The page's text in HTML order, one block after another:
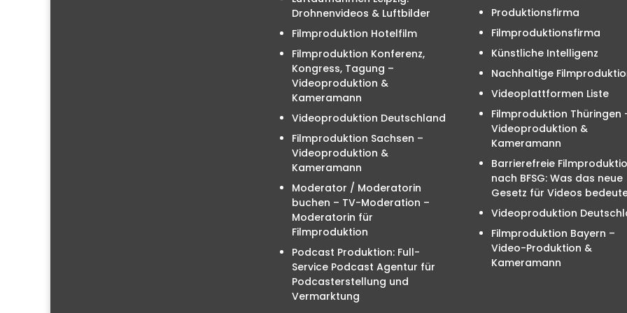
Drohnenvideos & Luftbilder
Filmproduktion Hotelfilm
Filmproduktion Konferenz,
Kongress, Tagung –
Videoproduktion &
Kameramann
Videoproduktion Deutschland
Filmproduktion Sachsen –
Videoproduktion &
Kameramann
Moderator / Moderatorin
buchen – TV-Moderation –
Moderatorin für
Filmproduktion
Podcast Produktion: Full-
Service Podcast Agentur für
Podcasterstellung und
Vermarktung
Produktionsfirma
Filmproduktionsfirma
Künstliche Intelligenz
Nachhaltige
Videoplattformen Liste
Filmproduktion Thüringen
Videoproduktion &
Kameramann
Barrierefreie
nach BFSG: Was das neue
Gesetz für Videos
Videoproduktion
Filmproduktion Bayern –
Video-Produktion &
Kameramann